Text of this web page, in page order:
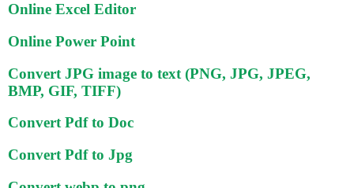
Online Excel Editor
Online Power Point
Convert JPG image to text (PNG, JPG, JPEG,
BMP, GIF, TIFF)
Convert Pdf to Doc
Convert Pdf to Jpg